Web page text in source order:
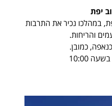
יפת
במהלכו נכיר את התרבות
והריחות.
כמובן.